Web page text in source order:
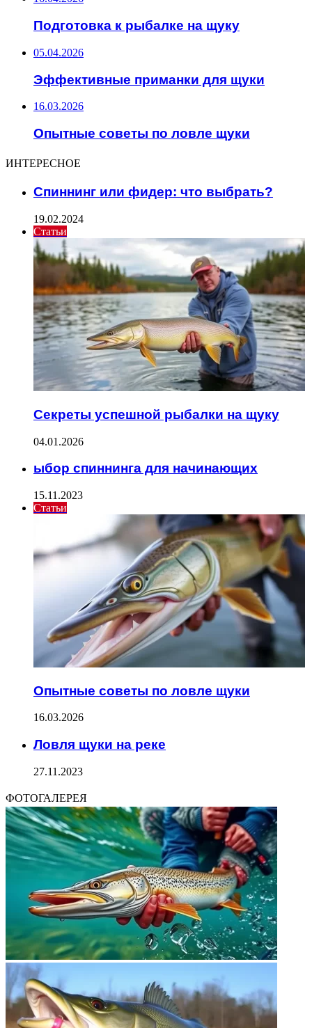
Подготовка к рыбалке на щуку
05.04.2026
Эффективные приманки для щуки
16.03.2026
Опытные советы по ловле щуки
ИНТЕРЕСНОЕ
Спиннинг или фидер: что выбрать?
19.02.2024
Статьи
Секреты успешной рыбалки на щуку
04.01.2026
ыбор спиннинга для начинающих
15.11.2023
Статьи
Опытные советы по ловле щуки
16.03.2026
Ловля щуки на реке
27.11.2023
ФОТОГАЛЕРЕЯ